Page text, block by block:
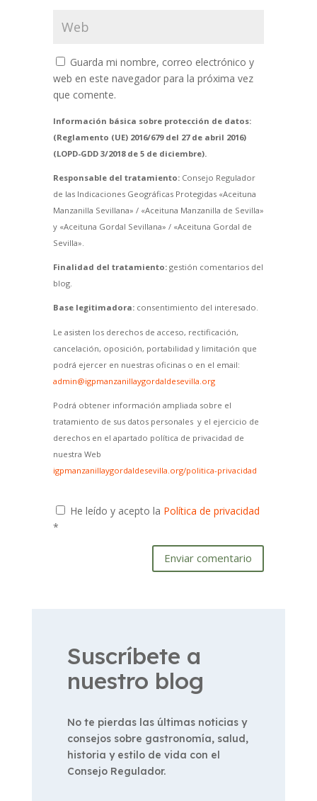
Guarda mi nombre, correo electrónico y
web en este navegador para la próxima vez
que comente.
Información básica sobre protección de datos:
(Reglamento (UE) 2016/679 del 27 de abril 2016)
(LOPD-GDD 3/2018 de 5 de diciembre).
Responsable del tratamiento:Consejo Regulador
de las Indicaciones Geográficas Protegidas «Aceituna
Manzanilla Sevillana» / «Aceituna Manzanilla de Sevilla»
y «Aceituna Gordal Sevillana» / «Aceituna Gordal de
Sevilla».
Finalidad del tratamiento:gestión comentarios del
blog.
Base legitimadora:consentimiento del interesado.
Le asisten los derechos de acceso, rectificación,
cancelación, oposición, portabilidad y limitación que
podrá ejercer en nuestras oficinas o en el email:
admin@igpmanzanillaygordaldesevilla.org
Podrá obtener información ampliada sobre el
tratamiento de sus datos personales y el ejercicio de
derechos en el apartado política de privacidad de
nuestra Web
igpmanzanillaygordaldesevilla.org/politica-privacidad
He leído y acepto la Política de privacidad
*
Enviar comentario
Suscríbete a
nuestro blog
No te pierdas las últimas noticias y
consejos sobre gastronomía, salud,
historia y estilo de vida con el
Consejo Regulador.